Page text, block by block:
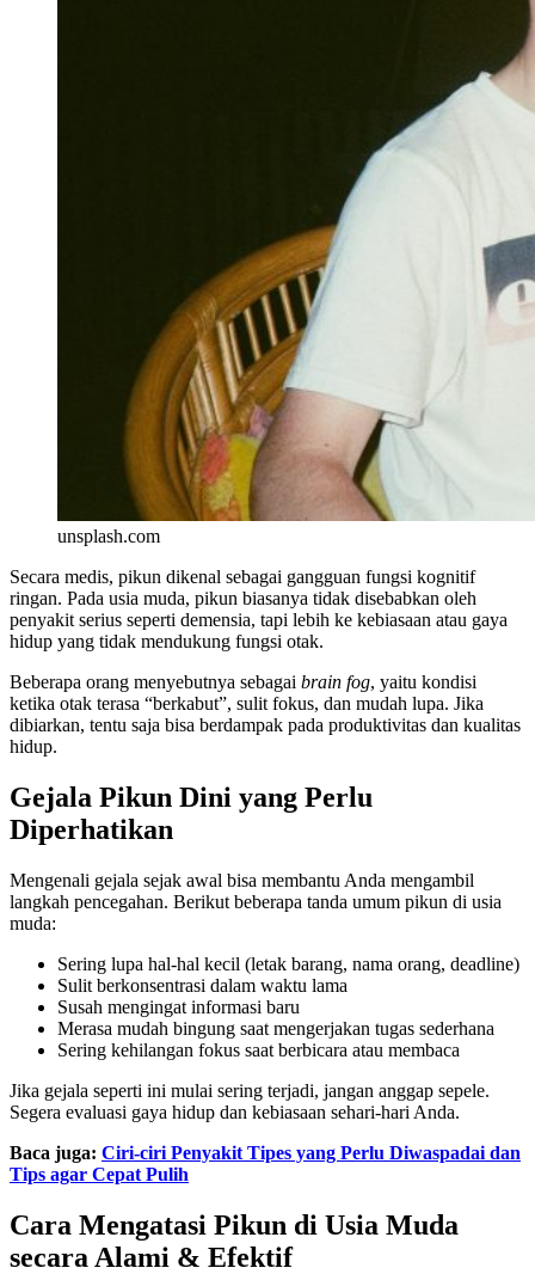
unsplash.com
Secara medis, pikun dikenal sebagai gangguan fungsi kognitif
ringan. Pada usia muda, pikun biasanya tidak disebabkan oleh
penyakit serius seperti demensia, tapi lebih ke kebiasaan atau gaya
hidup yang tidak mendukung fungsi otak.
Beberapa orang menyebutnya sebagai brain fog, yaitu kondisi
ketika otak terasa “berkabut”, sulit fokus, dan mudah lupa. Jika
dibiarkan, tentu saja bisa berdampak pada produktivitas dan kualitas
hidup.
Gejala Pikun Dini yang Perlu
Diperhatikan
Mengenali gejala sejak awal bisa membantu Anda mengambil
langkah pencegahan. Berikut beberapa tanda umum pikun di usia
muda:
Sering lupa hal-hal kecil (letak barang, nama orang, deadline)
Sulit berkonsentrasi dalam waktu lama
Susah mengingat informasi baru
Merasa mudah bingung saat mengerjakan tugas sederhana
Sering kehilangan fokus saat berbicara atau membaca
Jika gejala seperti ini mulai sering terjadi, jangan anggap sepele.
Segera evaluasi gaya hidup dan kebiasaan sehari-hari Anda.
Baca juga: Ciri-ciri Penyakit Tipes yang Perlu Diwaspadai dan
Tips agar Cepat Pulih
Cara Mengatasi Pikun di Usia Muda
secara Alami & Efektif